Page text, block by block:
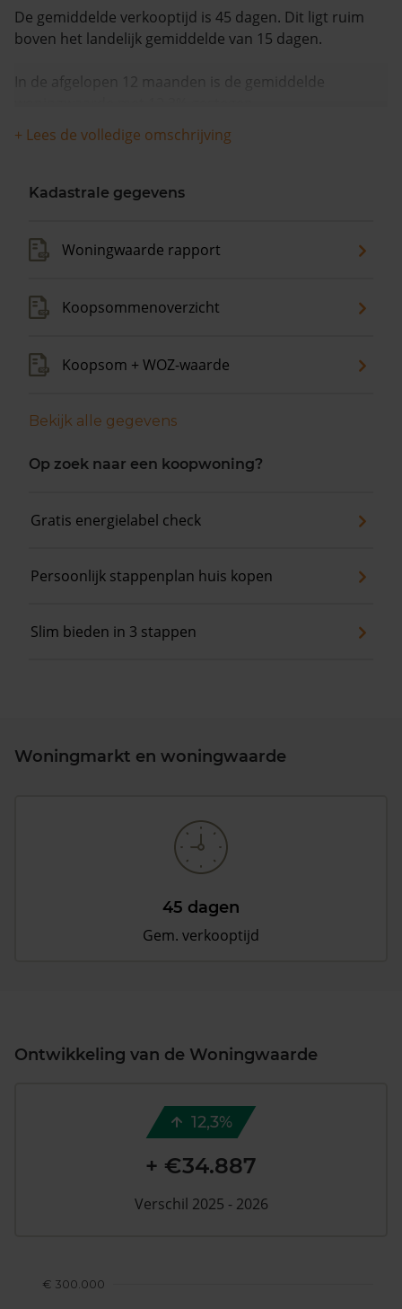
De gemiddelde verkooptijd is 45 dagen. Dit ligt ruim
boven het landelijk gemiddelde van 15 dagen.
In de afgelopen 12 maanden is de gemiddelde
+ Lees de volledige omschrijving
Kadastrale gegevens
Woningwaarde rapport
Koopsommenoverzicht
Koopsom + WOZ-waarde
Bekijk alle gegevens
Op zoek naar een koopwoning?
Gratis energielabel check
Persoonlijk stappenplan huis kopen
Slim bieden in 3 stappen
Woningmarkt en woningwaarde
45 dagen
Gem. verkooptijd
Ontwikkeling van de Woningwaarde
€ 300.000
12,3%
+ €34.887
Verschil 2025 - 2026